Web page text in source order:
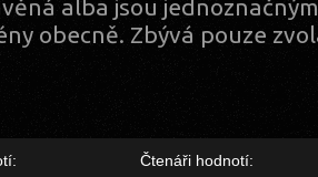
alba jsou
obecně. Zbývá pouze
Čtenáři hodnotí: